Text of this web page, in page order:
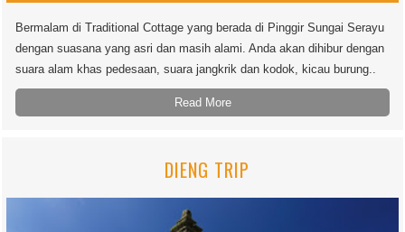
Bermalam di Traditional Cottage yang berada di Pinggir Sungai Serayu
dengan suasana yang asri dan masih alami. Anda akan dihibur dengan
suara alam khas pedesaan, suara jangkrik dan kodok, kicau burung..
Read More
DIENG TRIP